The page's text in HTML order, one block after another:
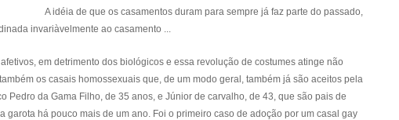
A idéia de que os casamentos duram para sempre já faz parte do passado,
invariàvelmente ao casamento ...
em detrimento dos biológicos e essa revolução de costumes atinge não
os casais homossexuais que, de um modo geral, também já são aceitos pela
Pedro da Gama Filho, de 35 anos, e Júnior de carvalho, de 43, que são pais de
garota há pouco mais de um ano. Foi o primeiro caso de adoção por um casal gay